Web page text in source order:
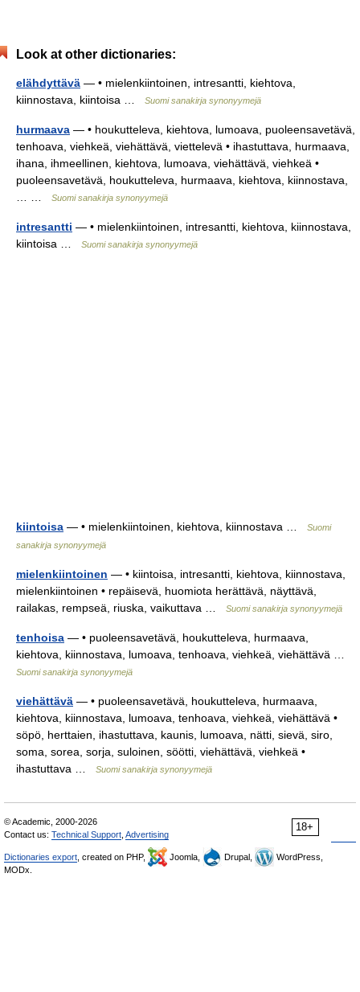
Look at other dictionaries:
elähdyttävä — • mielenkiintoinen, intresantti, kiehtova,
kiinnostava, kiintoisa …
Suomi sanakirja synonyymejä
hurmaava — • houkutteleva, kiehtova, lumoava, puoleensavetävä,
tenhoava, viehkeä, viehättävä, viettelevä • ihastuttava, hurmaava,
ihana, ihmeellinen, kiehtova, lumoava, viehättävä, viehkeä •
puoleensavetävä, houkutteleva, hurmaava, kiehtova, kiinnostava,
Suomi sanakirja synonyymejä
intresantti — • mielenkiintoinen, intresantti, kiehtova, kiinnostava,
kiintoisa …
Suomi sanakirja synonyymejä
kiintoisa — • mielenkiintoinen, kiehtova, kiinnostava …
Suomi
sanakirja synonyymejä
mielenkiintoinen — • kiintoisa, intresantti, kiehtova, kiinnostava,
mielenkiintoinen • repäisevä, huomiota herättävä, näyttävä,
railakas, rempseä, riuska, vaikuttava …
Suomi sanakirja synonyymejä
tenhoisa — • puoleensavetävä, houkutteleva, hurmaava,
kiehtova, kiinnostava, lumoava, tenhoava, viehkeä, viehättävä …
Suomi sanakirja synonyymejä
viehättävä — • puoleensavetävä, houkutteleva, hurmaava,
kiehtova, kiinnostava, lumoava, tenhoava, viehkeä, viehättävä •
söpö, herttaien, ihastuttava, kaunis, lumoava, nätti, sievä, siro,
soma, sorea, sorja, suloinen, söötti, viehättävä, viehkeä •
ihastuttava …
Suomi sanakirja synonyymejä
18+
© Academic, 2000-2026
Contact us: Technical Support Advertising
Dictionaries export , created on PHP, Joomla, Drupal,
WordPress,
MODx.